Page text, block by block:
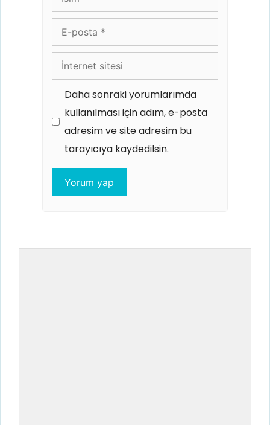
posta
İnternet
sitesi
Daha sonraki yorumlarımda
kullanılması için adım, e-posta
adresim ve site adresim bu
tarayıcıya kaydedilsin.